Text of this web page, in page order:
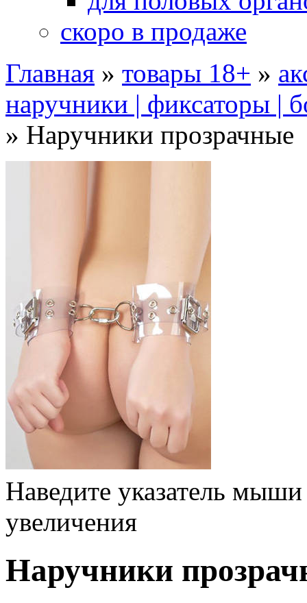
скоро в продаже
Главная » товары 18+ »
наручники | фиксаторы |
» Наручники прозрачные
Наведите указатель
увеличения
Наручники